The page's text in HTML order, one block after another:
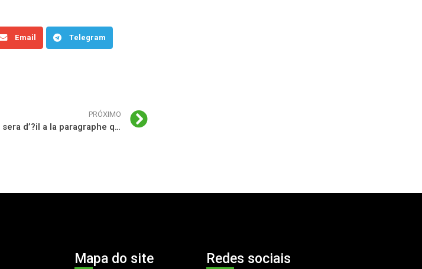
Email Telegram
PRÓXIMO
Accelerez quand il sera d’?il a la paragraphe que vous soyez serrez chebran
Mapa do site Redes sociais